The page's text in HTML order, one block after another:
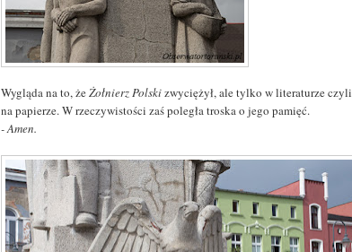
Wygląda na to, żeŻołnierz Polskizwyciężył, ale tylko w literaturze czyli
na papierze. W rzeczywistości zaś poległa troska o jego pamięć.
- Amen.